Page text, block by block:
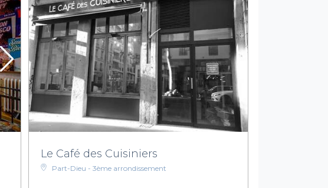
Le Café des Cuisiniers
Part-Dieu - 3ème arrondissement